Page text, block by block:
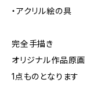
・アクリル絵の具
完全手描き
オリジナル作品原画
1点ものとなります